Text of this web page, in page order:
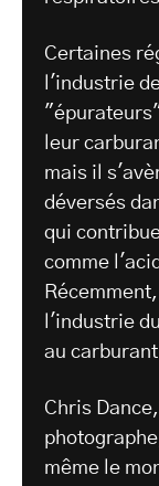
Certaines
l'industrie
leur
mais il
déversés
qui
comme
l'industrie
au
Chris
même le